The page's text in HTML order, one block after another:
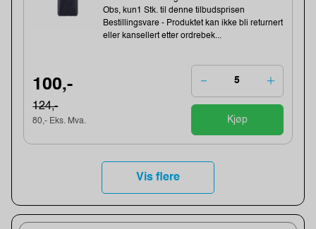
Obs, kun1 Stk. til denne tilbudsprisen
Bestillingsvare - Produktet kan ikke bli returnert
eller kansellert etter ordrebek...
100,-
124,-
80,- Eks. Mva. Kjøp
Vis flere